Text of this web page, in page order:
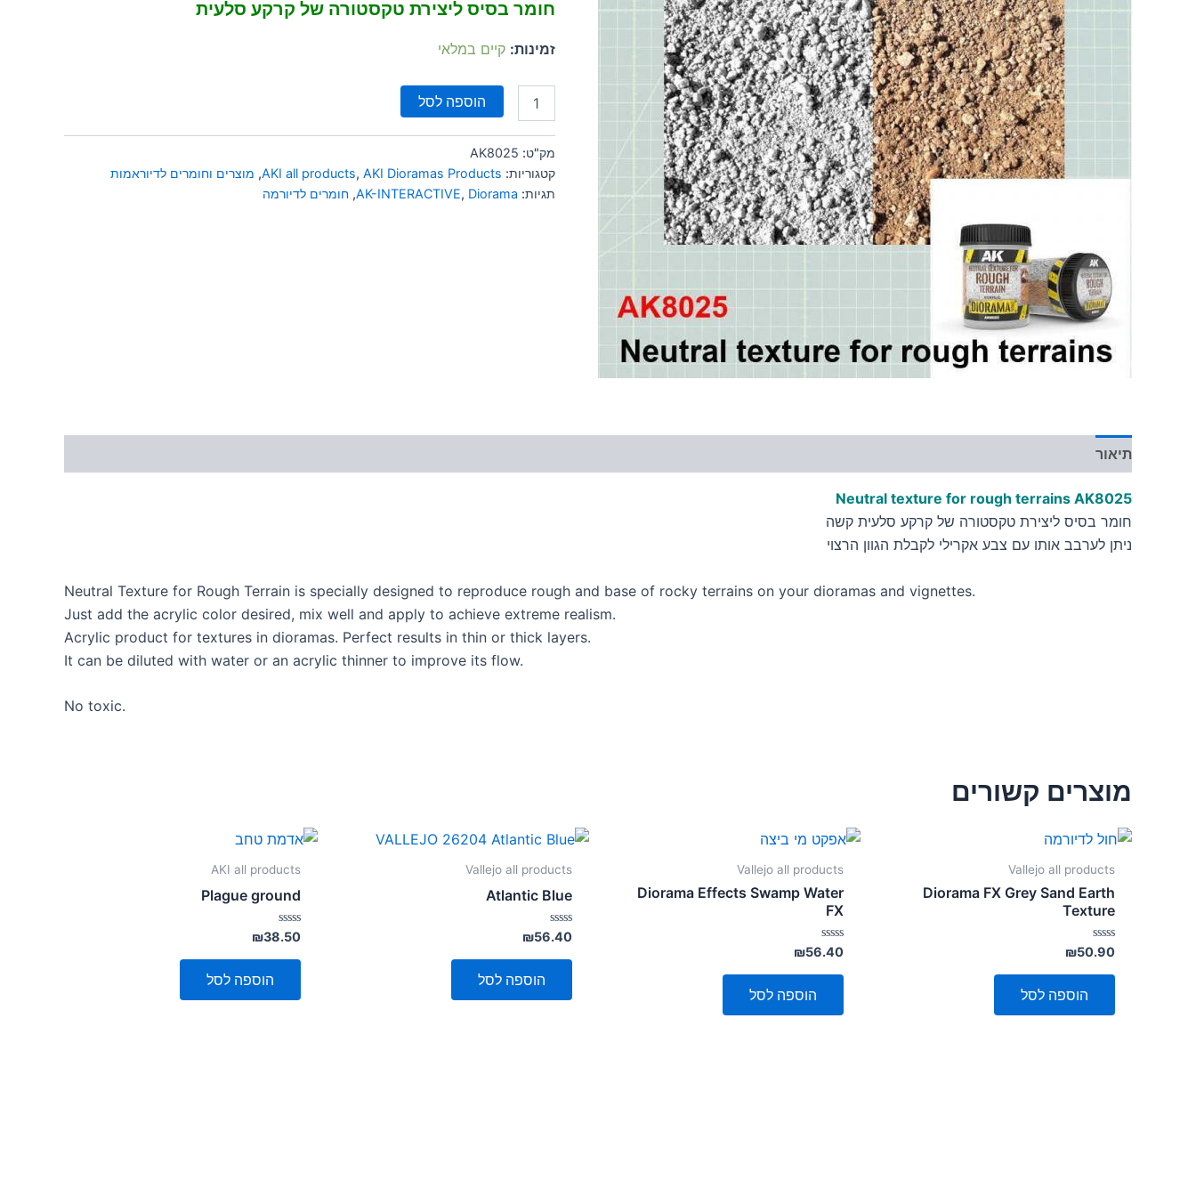
חומר בסיס ליצירת טקסטורה של קרקע סלעית
זמינות: קיים במלאי
הוספה לסל
מק"ט: AK8025
קטגוריות:
AKI all products, AKI Dioramas Products
, מוצרים וחומרים לדיוראמות
תגיות:
AK-INTERACTIVE, Diorama
, חומרים לדיורמה
תיאור
Neutral texture for rough terrains AK8025
חומר בסיס ליצירת טקסטורה של קרקע סלעית קשה
ניתן לערבב אותו עם צבע אקרילי לקבלת הגוון הרצוי
Neutral Texture for Rough Terrain is specially designed to reproduce rough and base of rocky terrains on your dioramas and vignettes.
Just add the acrylic color desired, mix well and apply to achieve extreme realism.
Acrylic product for textures in dioramas. Perfect results in thin or thick layers.
It can be diluted with water or an acrylic thinner to improve its flow.
No toxic.
מוצרים קשורים
Vallejo all products
Diorama FX Grey Sand Earth
Texture
דורג
0
מתוך
₪50.90
הוספה לסל
Vallejo all products
Diorama Effects Swamp Water
FX
דורג
0
מתוך
₪56.40
הוספה לסל
Vallejo all products
Atlantic Blue
דורג
0
מתוך
₪56.40
הוספה לסל
AKI all products
Plague ground
דורג
0
מתוך
₪38.50
הוספה לסל